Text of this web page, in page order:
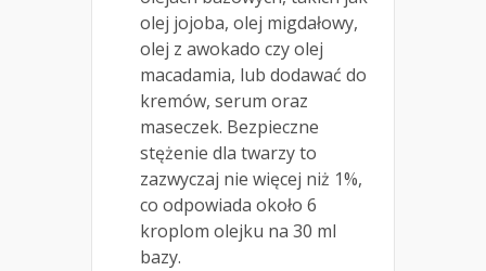
olej jojoba, olej migdałowy,
olej z awokado czy olej
macadamia, lub dodawać do
kremów, serum oraz
maseczek. Bezpieczne
stężenie dla twarzy to
zazwyczaj nie więcej niż 1%,
co odpowiada około 6
kroplom olejku na 30 ml
bazy.